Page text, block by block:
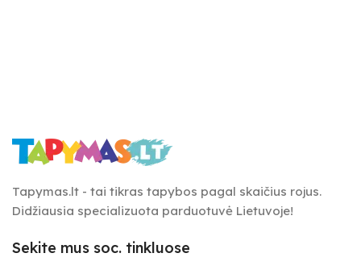
Tapymas.lt - tai tikras tapybos pagal skaičius rojus.
Didžiausia specializuota parduotuvė Lietuvoje!
Sekite mus soc. tinkluose